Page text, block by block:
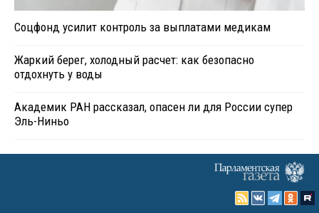
Соцфонд усилит контроль за выплатами медикам
Жаркий берег, холодный расчет: как безопасно
отдохнуть у воды
Академик РАН рассказал, опасен ли для России супер
Эль-Ниньо